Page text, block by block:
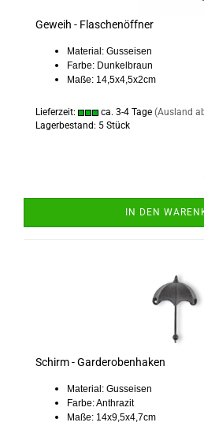
Geweih - Flaschenöffner
Material: Gusseisen
Farbe: Dunkelbraun
Maße: 14,5x4,5x2cm
Lieferzeit: ca. 3-4 Tage (Ausland
Lagerbestand: 5 Stück
IN DEN
Schirm - Garderobenhaken
Material: Gusseisen
Farbe: Anthrazit
Maße: 14x9,5x4,7cm